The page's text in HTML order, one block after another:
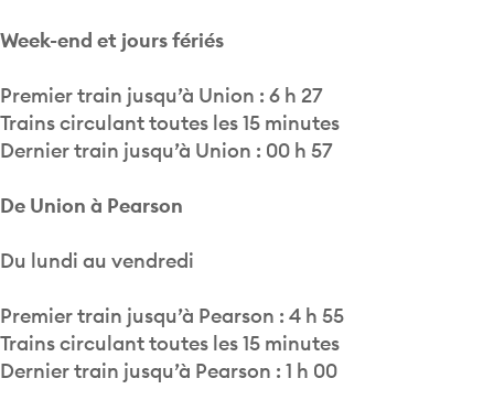
Week-end et jours fériés
Premier train jusqu’à Union : 6 h 27
Trains circulant toutes les 15 minutes
Dernier train jusqu’à Union : 00 h 57
De Union à Pearson
Du lundi au vendredi
Premier train jusqu’à Pearson : 4 h 55
Trains circulant toutes les 15 minutes
Dernier train jusqu’à Pearson : 1 h 00